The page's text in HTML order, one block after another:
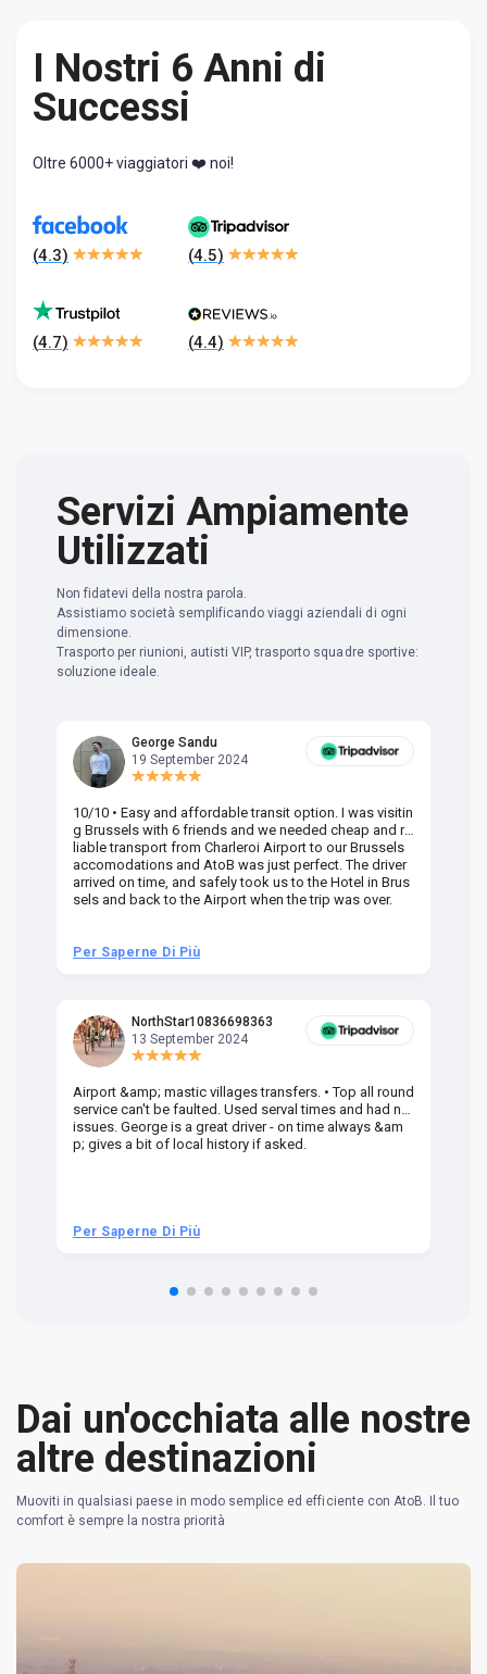
I Nostri 6 Anni di
Successi
Oltre 6000+ viaggiatori ❤️ noi!
(4.3) (4.5)
(4.7) (4.4)
Servizi Ampiamente
Utilizzati
Non fidatevi della nostra parola.
Assistiamo società semplificando viaggi aziendali di ogni
dimensione.
Trasporto per riunioni, autisti VIP, trasporto squadre sportive:
soluzione ideale.
George Sandu
19 September 2024
10/10 • Easy and affordable transit option. I was visitin
g Brussels with 6 friends and we needed cheap and re
liable transport from Charleroi Airport to our Brussels
accomodations and AtoB was just perfect. The driver
arrived on time, and safely took us to the Hotel in Brus
sels and back to the Airport when the trip was over.
Per Saperne Di Più
NorthStar10836698363
13 September 2024
Airport &amp; mastic villages transfers. • Top all round
service can't be faulted. Used serval times and had no
issues. George is a great driver - on time always &am
p; gives a bit of local history if asked.
Per Saperne Di Più
Dai un'occhiata alle nostre
altre destinazioni
Muoviti in qualsiasi paese in modo semplice ed efficiente con AtoB. Il tuo
comfort è sempre la nostra priorità